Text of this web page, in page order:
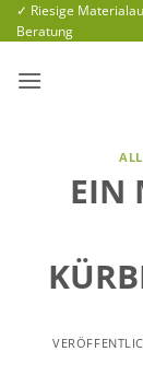
Zum
Inhalt
✓ Riesige
Beratung
EIN